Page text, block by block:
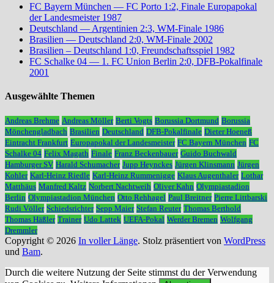
FC Bayern München — FC Porto 1:2, Finale Europapokal
der Landesmeister 1987
Deutschland — Argentinien 2:3, WM-Finale 1986
Brasilien — Deutschland 2:0, WM-Finale 2002
Brasilien – Deutschland 1:0, Freundschaftsspiel 1982
FC Schalke 04 — 1. FC Union Berlin 2:0, DFB-Pokalfinale
2001
Ausgewählte Themen
Andreas Brehme Andreas Möller Berti Vogts Borussia Dortmund Borussia
Mönchengladbach Brasilien Deutschland DFB-Pokalfinale Dieter Hoeneß
Eintracht Frankfurt Europapokal der Landesmeister FC Bayern München FC
Schalke 04 Felix Magath Finale Franz Beckenbauer Guido Buchwald
Hamburger SV Harald Schumacher Jupp Heynckes Jürgen Klinsmann Jürgen
Kohler Karl-Heinz Riedle Karl-Heinz Rummenigge Klaus Augenthaler Lothar
Matthäus Manfred Kaltz Norbert Nachtweih Oliver Kahn Olympiastadion
Berlin Olympiastadion München Otto Rehhagel Paul Breitner Pierre Littbarski
Rudi Völler Schiedsrichter Sepp Maier Stefan Reuter Thomas Berthold
Thomas Häßler Trainer Udo Lattek UEFA-Pokal Werder Bremen Wolfgang
Dremmler
Copyright © 2026 In voller Länge. Stolz präsentiert von WordPress
und Bam.
Durch die weitere Nutzung der Seite stimmst du der Verwendung